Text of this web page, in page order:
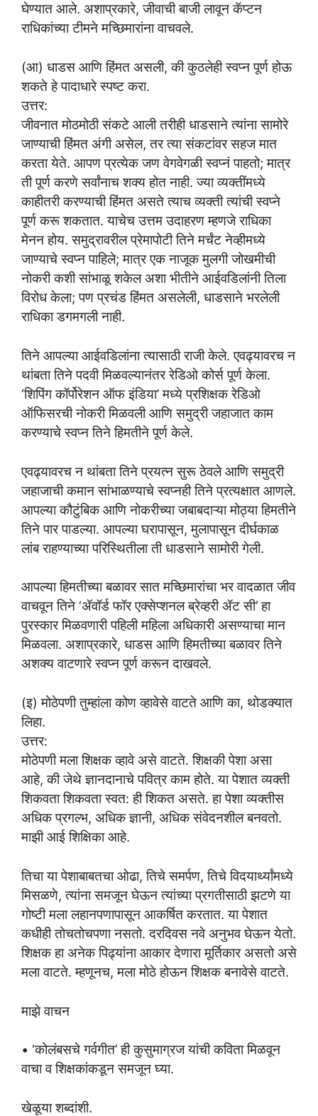
घेण्यात आले. अशाप्रकारे, जीवाची बाजी लावून कॅप्टन
राधिकांच्या टीमने मच्छिमारांना वाचवले.
(आ) धाडस आणि हिंमत असली, की कुठलेही स्वप्न पूर्ण होऊ
शकते हे पादाधारे स्पष्ट करा.
उत्तर:
जीवनात मोठमोठी संकटे आली तरीही धाडसाने त्यांना सामोरे
जाण्याची हिंमत अंगी असेल, तर त्या संकटांवर सहज मात
करता येते. आपण प्रत्येक जण वेगवेगळी स्वप्नं पाहतो; मात्र
ती पूर्ण करणे सर्वांनाच शक्य होत नाही. ज्या व्यक्तींमध्ये
काहीतरी करण्याची हिंमत असते त्याच व्यक्ती त्यांची स्वप्ने
पूर्ण करू शकतात. याचेच उत्तम उदाहरण म्हणजे राधिका
मेनन होय. समुद्रावरील प्रेमापोटी तिने मर्चंट नेव्हीमध्ये
जाण्याचे स्वप्न पाहिले; मात्र एक नाजूक मुलगी जोखमीची
नोकरी कशी सांभाळू शकेल अशा भीतीने आईवडिलांनी तिला
विरोध केला; पण प्रचंड हिंमत असलेली, धाडसाने भरलेली
राधिका डगमगली नाही.
तिने आपल्या आईवडिलांना त्यासाठी राजी केले. एवढ्यावरच न
थांबता तिने पदवी मिळवल्यानंतर रेडिओ कोर्स पूर्ण केला.
‘शिपिंग कॉर्पोरेशन ऑफ इंडिया’ मध्ये प्रशिक्षक रेडिओ
ऑफिसरची नोकरी मिळवली आणि समुद्री जहाजात काम
करण्याचे स्वप्न तिने हिमतीने पूर्ण केले.
एवढ्यावरच न थांबता तिने प्रयत्न सुरू ठेवले आणि समुद्री
जहाजाची कमान सांभाळण्याचे स्वप्नही तिने प्रत्यक्षात आणले.
आपल्या कौटुंबिक आणि नोकरीच्या जबाबदाऱ्या मोठ्या हिमतीने
तिने पार पाडल्या. आपल्या घरापासून, मुलापासून दीर्घकाळ
लांब राहण्याच्या परिस्थितीला ती धाडसाने सामोरी गेली.
आपल्या हिमतीच्या बळावर सात मच्छिमारांचा भर वादळात जीव
वाचवून तिने ‘ॲवॉर्ड फॉर एक्सेप्शनल ब्रेव्हरी ॲट सी’ हा
पुरस्कार मिळवणारी पहिली महिला अधिकारी असण्याचा मान
मिळवला. अशाप्रकारे, धाडस आणि हिमतीच्या बळावर तिने
अशक्य वाटणारे स्वप्न पूर्ण करून दाखवले.
(इ) मोठेपणी तुम्हांला कोण व्हावेसे वाटते आणि का, थोडक्यात
लिहा.
उत्तर:
मोठेपणी मला शिक्षक व्हावे असे वाटते. शिक्षकी पेशा असा
आहे, की जेथे ज्ञानदानाचे पवित्र काम होते. या पेशात व्यक्ती
शिकवता शिकवता स्वत: ही शिकत असते. हा पेशा व्यक्तीस
अधिक प्रगल्भ, अधिक ज्ञानी, अधिक संवेदनशील बनवतो.
माझी आई शिक्षिका आहे.
तिचा या पेशाबाबतचा ओढा, तिचे समर्पण, तिचे विदयार्थ्यांमध्ये
मिसळणे, त्यांना समजून घेऊन त्यांच्या प्रगतीसाठी झटणे या
गोष्टी मला लहानपणापासून आकर्षित करतात. या पेशात
कधीही तोचतोचपणा नसतो. दरदिवस नवे अनुभव घेऊन येतो.
शिक्षक हा अनेक पिढ्यांना आकार देणारा मूर्तिकार असतो असे
मला वाटते. म्हणूनच, मला मोठे होऊन शिक्षक बनावेसे वाटते.
माझे वाचन
• ‘कोलंबसचे गर्वगीत’ ही कुसुमाग्रज यांची कविता मिळवून
वाचा व शिक्षकांकडून समजून घ्या.
खेळूया शब्दांशी.